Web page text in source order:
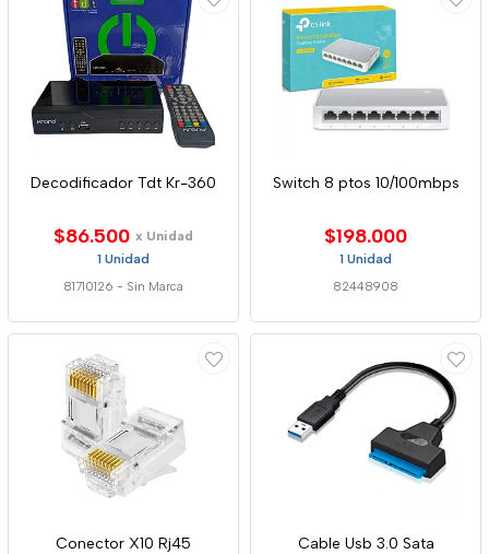
Decodificador Tdt Kr-360
$86.500 x Unidad
1 Unidad
81710126 - Sin Marca
Switch 8 ptos 10/100mbps
$198.000
1 Unidad
82448908
Conector X10 Rj45 Cable Usb 3.0 Sata